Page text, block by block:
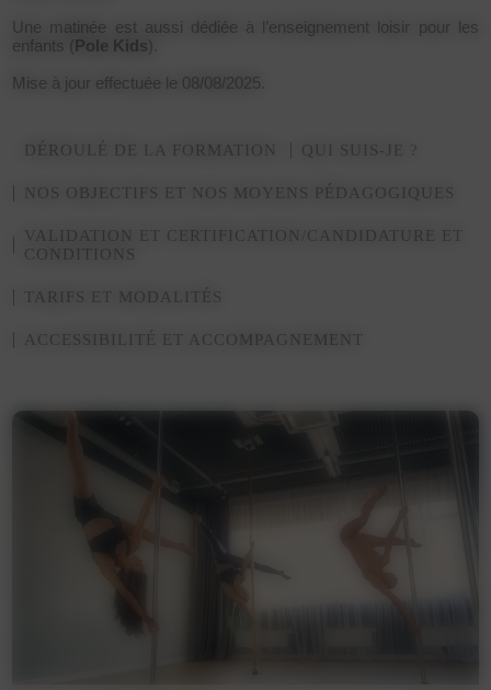
Une matinée est aussi dédiée à l’enseignement loisir pour les
enfants (
Pole Kids
Mise à jour effectuée le 08/08/2025.
DÉROULÉ DE LA FORMATION QUI SUIS-JE ?
NOS OBJECTIFS ET NOS MOYENS PÉDAGOGIQUES
VALIDATION ET CERTIFICATION/CANDIDATURE ET
CONDITIONS
TARIFS ET MODALITÉS
ACCESSIBILITÉ ET ACCOMPAGNEMENT